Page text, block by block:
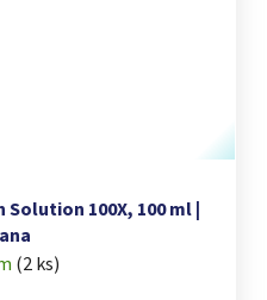
100X, 100 ml |
(2 ks)